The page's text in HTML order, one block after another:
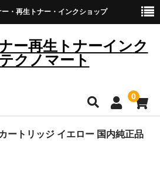
・再生トナー・インクショップ
ー再生トナーインク
クノマート
0
ートリッジ イエロー 国内純正品